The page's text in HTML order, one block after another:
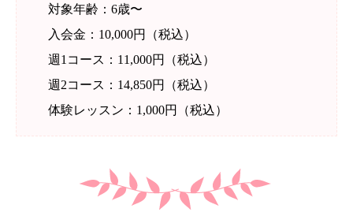
対象年齢：6歳〜
入会金：10,000円（税込）
週1コース：11,000円（税込）
週2コース：14,850円（税込）
体験レッスン：1,000円（税込）